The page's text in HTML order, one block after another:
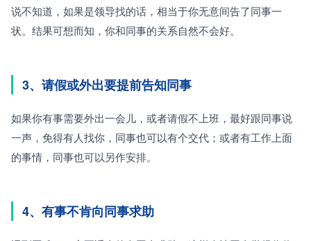
说不知道，如果是领导找的话，相当于你无意间告了同事一
状。结果可想而知，你和同事的关系自然不会好。
3、请假或外出要提前告知同事
如果你有事需要外出一会儿，或者请假不上班，最好跟同事说
一声，免得有人找你，同事也可以有个交代；或者有工作上面
的事情，同事也可以另作安排。
4、有事不肯向同事求助